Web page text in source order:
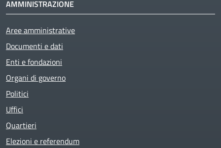
AMMINISTRAZIONE
Aree amministrative
Documenti e dati
Enti e fondazioni
Organi di governo
Politici
Uffici
Quartieri
Elezioni e referendum